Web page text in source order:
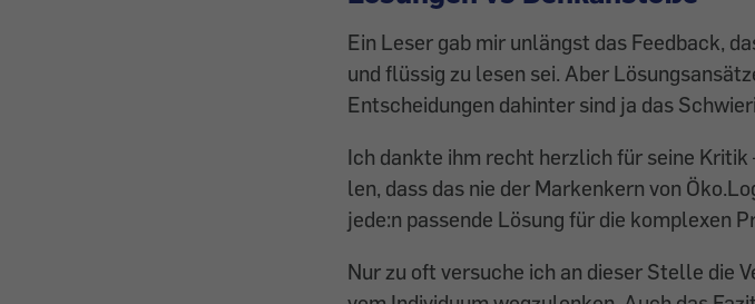
Ein Leser gab mir unlängst das Feedback,
und flüssig zu lesen sei. Aber
Entscheidungen dahin­ter sind ja das
Ich dankte ihm recht herzlich für seine
len, dass das nie der Markenkern von
jede:n passende Lösung für die komplexen
Nur zu oft versuche ich an dieser Stelle die